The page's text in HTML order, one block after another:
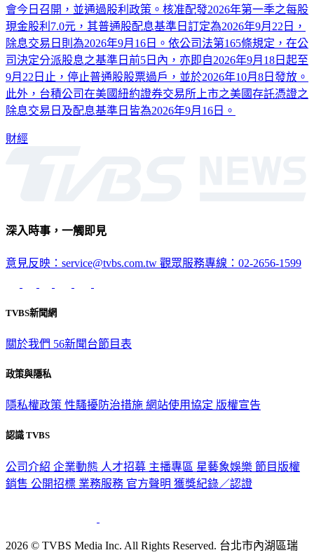
會今日召開，並通過股利政策。核准配發2026年第一季之每股
現金股利7.0元，其普通股配息基準日訂定為2026年9月22日，
除息交易日則為2026年9月16日。依公司法第165條規定，在公
司決定分派股息之基準日前5日內，亦即自2026年9月18日起至
9月22日止，停止普通股股票過戶，並於2026年10月8日發放。
此外，台積公司在美國紐約證券交易所上市之美國存託憑證之
除息交易日及配息基準日皆為2026年9月16日。
財經
深入時事，一觸即見
意見反映：service@tvbs.com.tw 觀眾服務專線：02-2656-1599
TVBS新聞網
關於我們 56新聞台節目表
政策與隱私
隱私權政策 性騷擾防治措施 網站使用協定 版權宣告
認識 TVBS
公司介紹 企業動態 人才招募 主播專區 星藝象娛樂 節目版權
銷售 公開招標 業務服務 官方聲明 獲獎紀錄／認證
2026 © TVBS Media Inc. All Rights Reserved. 台北市內湖區瑞